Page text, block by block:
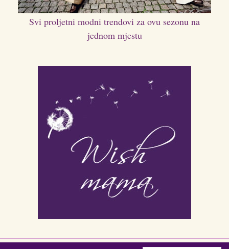
Svi proljetni modni trendovi za ovu sezonu na
jednom mjestu